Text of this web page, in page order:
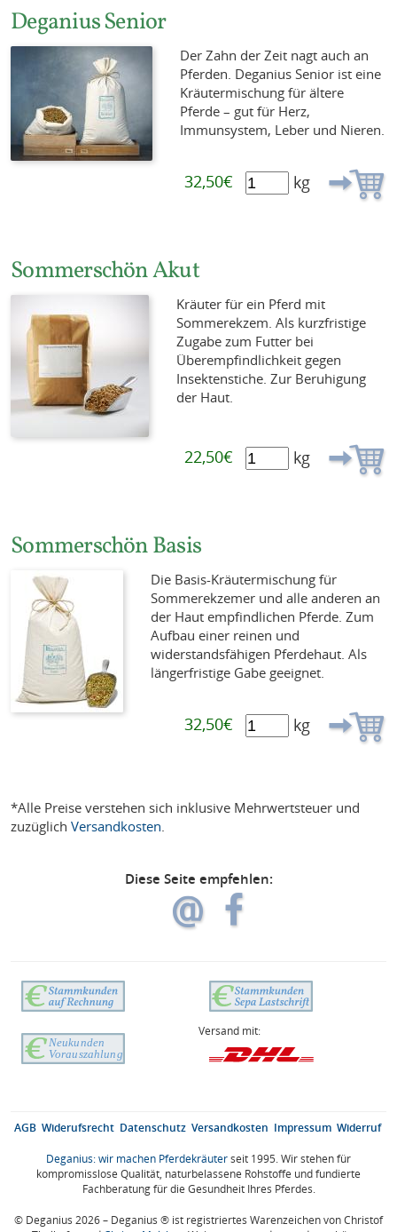
Deganius Senior
Der Zahn der Zeit nagt auch an
Pferden. Deganius Senior ist eine
Kräutermischung für ältere
Pferde – gut für Herz,
Immunsystem, Leber und Nieren.
32,50€ kg
Sommerschön Akut
Kräuter für ein Pferd mit
Sommerekzem. Als kurzfristige
Zugabe zum Futter bei
Überempfindlichkeit gegen
Insektenstiche. Zur Beruhigung
der Haut.
22,50€ kg
Sommerschön Basis
Die Basis-Kräutermischung für
Sommerekzemer und alle anderen an
der Haut empfindlichen Pferde. Zum
Aufbau einer reinen und
widerstandsfähigen Pferdehaut. Als
längerfristige Gabe geeignet.
32,50€ kg
*Alle Preise verstehen sich inklusive Mehrwertsteuer und
zuzüglichVersandkosten
Diese Seite empfehlen:
Versand mit:
AGB Widerufsrecht Datenschutz Versandkosten Impressum Widerruf
Deganius: wir machen Pferdekräuterseit 1995. Wir stehen für
kompromisslose Qualität, naturbelassene Rohstoffe und fundierte
Fachberatung für die Gesundheit Ihres Pferdes.
© Deganius 2026 – Deganius ® ist registriertes Warenzeichen von Christof